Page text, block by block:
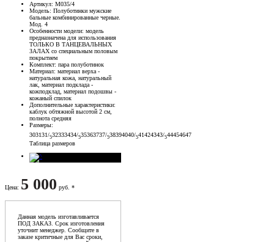
Артикул: М035/4
Модель: Полуботинки мужские
бальные комбинированные черные.
Мод. 4
Особенности модели: модель
предназначена для использования
ТОЛЬКО В ТАНЦЕВАЛЬНЫХ
ЗАЛАХ со специальным половым
покрытием
Комплект: пара полуботинок
Материал: материал верха -
натуральная кожа, натуральный
лак, материал подклада -
кожподклад, материал подошвы -
кожаный спилок
Дополнительные характеристики:
каблук обтяжной высотой 2 см,
полнота средняя
Размеры:
303131/532333434/535363737/538394040/541424343/544454647
Таблица размеров
Цена: 5 000 руб. *
Данная модель изготавливается
ПОД ЗАКАЗ. Срок изготовления
уточнит менеджер. Сообщите в
заказе критичные для Вас сроки,